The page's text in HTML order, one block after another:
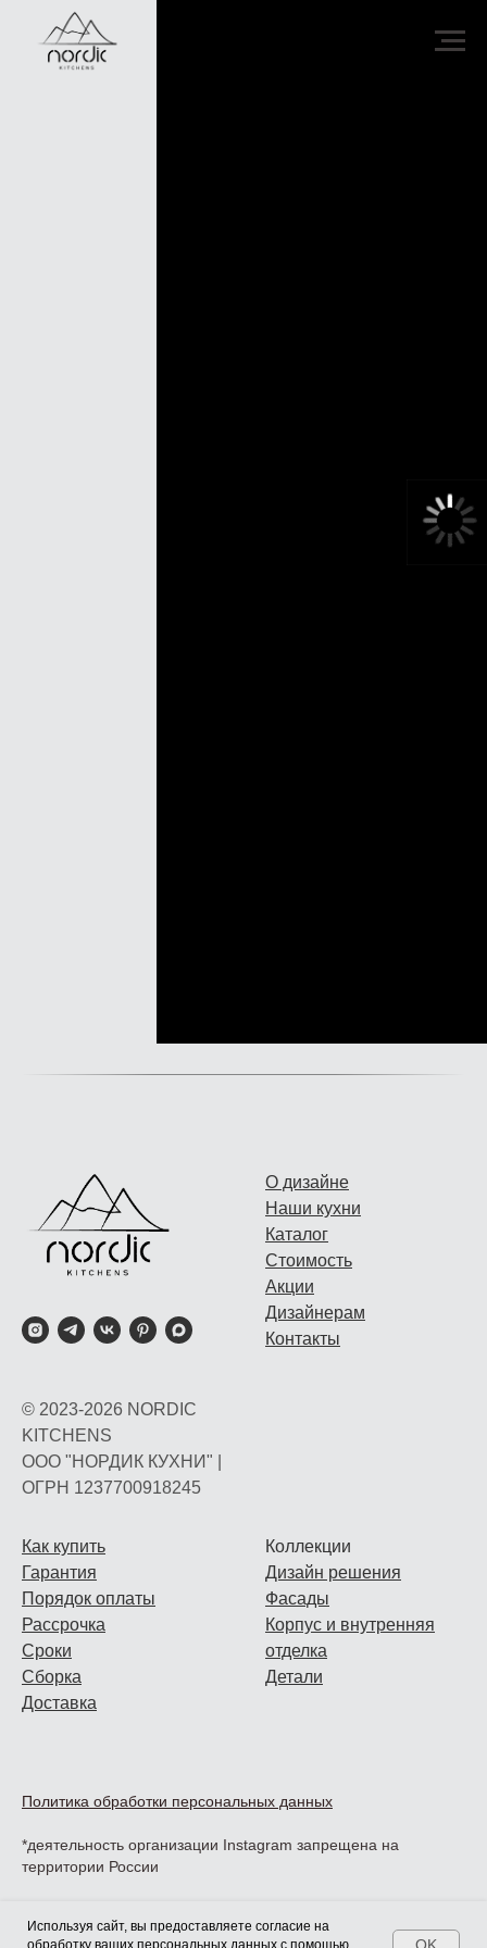
© 2023-2026 NORDIC
KITCHENS
ООО "НОРДИК КУХНИ" |
ОГРН 1237700918245
О дизайне
Наши кухни
Каталог
Стоимость
Акции
Дизайнерам
Контакты
Как купить
Гарантия
Порядок оплаты
Рассрочка
Сроки
Сборка
Доставка
Коллекции
Дизайн решения
Фасады
Корпус и внутренняя
отделка
Детали
Политика обработки персональных данных
*деятельность организации Instagram запрещена на
территории России
Используя сайт, вы предоставляете согласие на
обработку ваших персональных данных с помощью